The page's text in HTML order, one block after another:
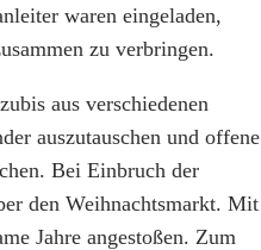
waren eingeladen,
zu verbringen.
aus verschiedenen
auszutauschen und offene
Bei Einbruch der
den Weihnachtsmarkt. Mit
Jahre angestoßen. Zum